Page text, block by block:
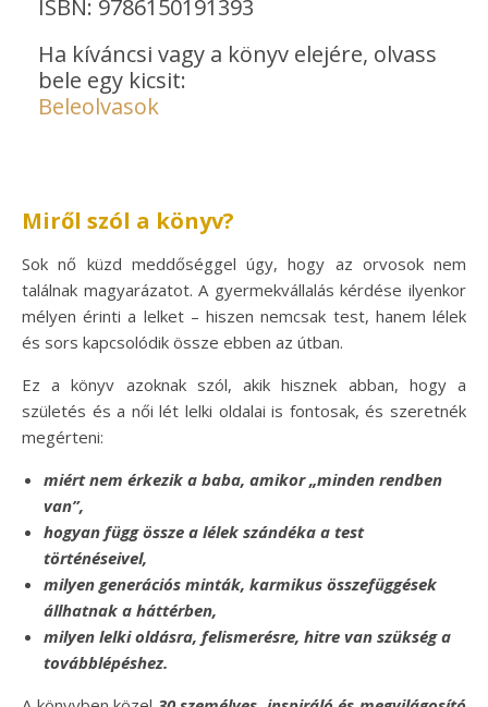
ISBN: 9786150191393
Ha kíváncsi vagy a könyv elejére, olvass
bele egy kicsit:
Beleolvasok
Miről szól a könyv?
Sok nő küzd meddőséggel úgy, hogy az orvosok nem
találnak magyarázatot. A gyermekvállalás kérdése ilyenkor
mélyen érinti a lelket – hiszen nemcsak test, hanem lélek
és sors kapcsolódik össze ebben az útban.
Ez a könyv azoknak szól, akik hisznek abban, hogy a
születés és a női lét lelki oldalai is fontosak, és szeretnék
megérteni:
miért nem érkezik a baba, amikor „minden rendben
van”,
hogyan függ össze a lélek szándéka a test
történéseivel,
milyen generációs minták, karmikus összefüggések
állhatnak a háttérben,
milyen lelki oldásra, felismerésre, hitre van szükség a
továbblépéshez.